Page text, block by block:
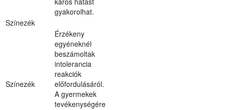
gyakorolhat.
Színezék
Színezék
Érzékeny
egyéneknél
beszámoltak
intolerancia
reakciók
előfordulásáról.
A gyermekek
tevékenységére